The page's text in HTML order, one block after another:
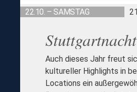
22.10. – SAMSTAG
Auch dieses Jahr freut
kultureller Highlights in
Locations ein